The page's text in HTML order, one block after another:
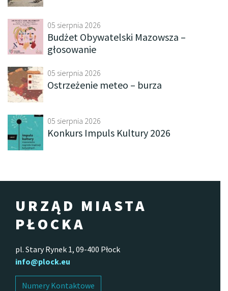
05 sierpnia 2026
Budżet Obywatelski Mazowsza –
głosowanie
05 sierpnia 2026
Ostrzeżenie meteo – burza
05 sierpnia 2026
Konkurs Impuls Kultury 2026
URZĄD MIASTA
PŁOCKA
pl. Stary Rynek 1, 09-400 Płock
info@plock.eu
Numery Kontaktowe